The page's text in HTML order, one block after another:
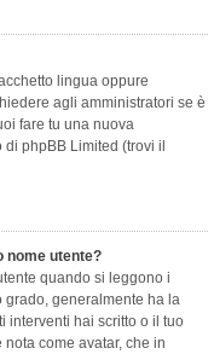
lingua oppure
agli amministratori se è
fare tu una nuova
phpBB Limited (trovi il
nome utente?
quando si leggono i
grado, generalmente ha la
interventi hai scritto o il tuo
come avatar, che in